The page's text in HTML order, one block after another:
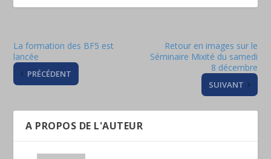
La formation des BF5 est
lancée
PRÉCÉDENT
Retour en images sur le
Séminaire Mixité du samedi
8 décembre
SUIVANT
A PROPOS DE L'AUTEUR